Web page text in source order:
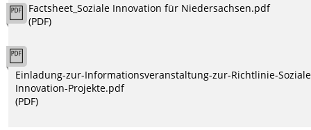
Factsheet_Soziale Innovation für Niedersachsen.pdf
(PDF)
Einladung-zur-Informationsveranstaltung-zur-Richtlinie-
Innovation-Projekte.pdf
(PDF)